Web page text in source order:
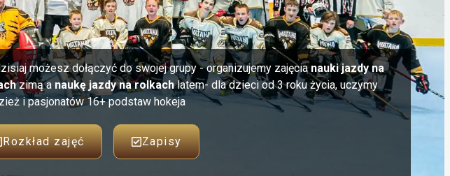
możesz dołączyć do swojej grupy - organizujemy zajęcia nauki jazdy na
zimą a naukę jazdy na rolkachlatem- dla dzieci od 3 roku życia, uczymy
i pasjonatów 16+ podstaw hokeja
Rozkład zajęć Zapisy